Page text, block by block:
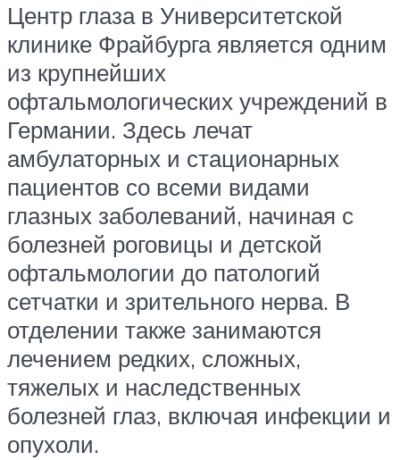
Центр глаза в Университетской
клинике Фрайбурга является одним
из крупнейших
офтальмологических учреждений в
Германии. Здесь лечат
амбулаторных и стационарных
пациентов со всеми видами
глазных заболеваний, начиная с
болезней роговицы и детской
офтальмологии до патологий
сетчатки и зрительного нерва. В
отделении также занимаются
лечением редких, сложных,
тяжелых и наследственных
болезней глаз, включая инфекции и
опухоли.